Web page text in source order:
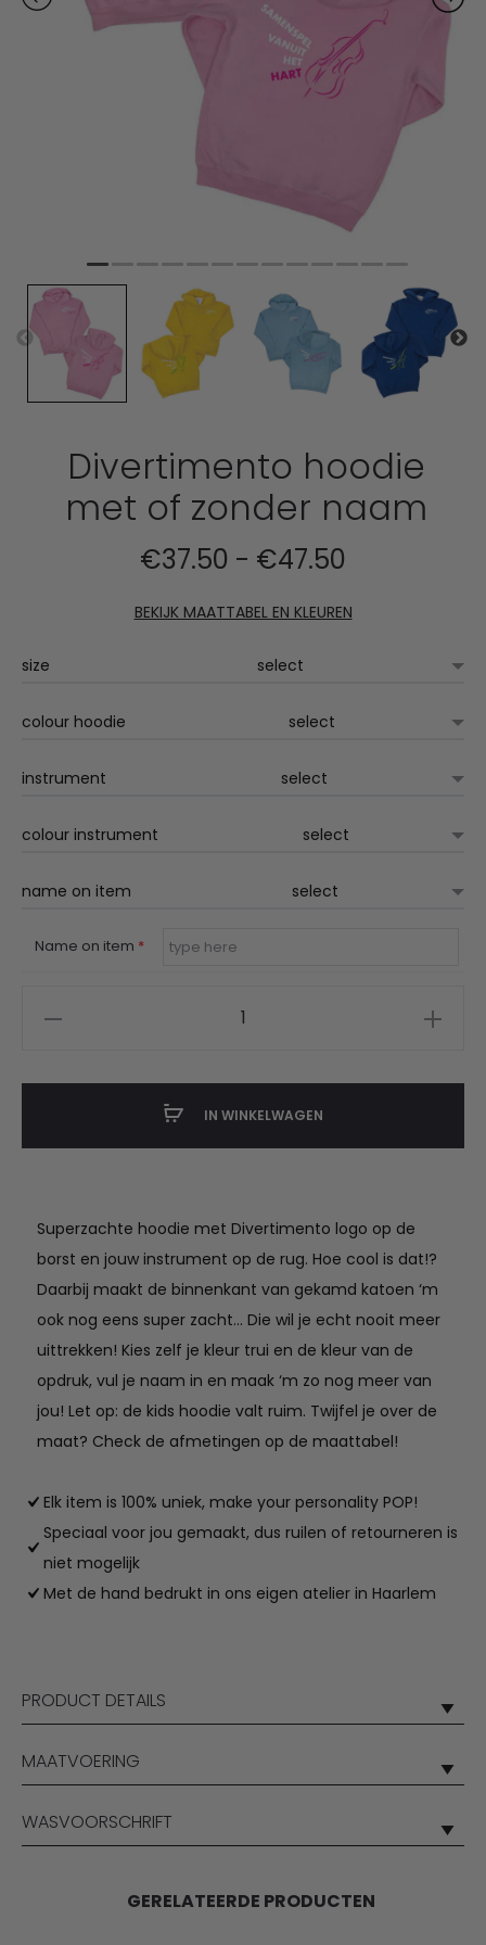
Divertimento hoodie
met of zonder naam
Superzachte hoodie met Divertimento logo op de
borst en jouw instrument op de rug. Hoe cool is dat!?
Daarbij maakt de binnenkant van gekamd katoen ‘m
ook nog eens super zacht… Die wil je echt nooit meer
uittrekken! Kies zelf je kleur trui en de kleur van de
opdruk, vul je naam in en maak ‘m zo nog meer van
jou! Let op: de kids hoodie valt ruim. Twijfel je over de
maat? Check de afmetingen op de maattabel!
€37.50 - €47.50
€37.50
Elk item is 100% uniek, make your personality POP!
Speciaal voor jou gemaakt, dus ruilen of retourneren is
niet mogelijk
Met de hand bedrukt in ons eigen atelier in Haarlem
BEKIJK MAATTABEL EN KLEUREN
size
colour hoodie
instrument
colour instrument
name on item
Name on item *
IN WINKELWAGEN
PRODUCT DETAILS
MAATVOERING
WASVOORSCHRIFT
GERELATEERDE PRODUCTEN